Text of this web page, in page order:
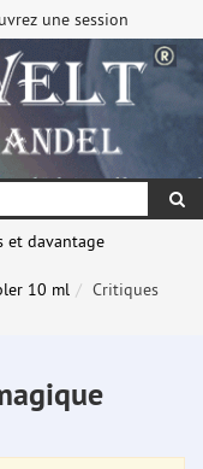
une session
et davantage
10 ml
Critiques